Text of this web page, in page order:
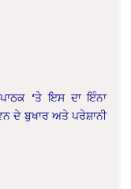
‘ਤੇ ਇਸ ਦਾ ਇੰਨਾ
ਦੇ ਬੁਖਾਰ ਅਤੇ ਪਰੇਸ਼ਾਨੀ